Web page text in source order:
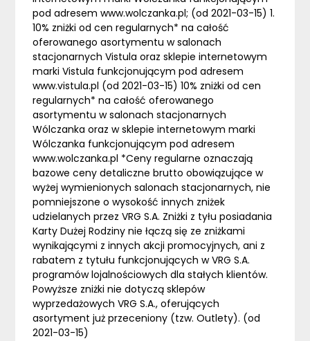
pod adresem www.wolczanka.pl; (od 2021-03-15) 1.
10% zniżki od cen regularnych* na całość
oferowanego asortymentu w salonach
stacjonarnych Vistula oraz sklepie internetowym
marki Vistula funkcjonującym pod adresem
www.vistula.pl (od 2021-03-15) 10% zniżki od cen
regularnych* na całość oferowanego
asortymentu w salonach stacjonarnych
Wólczanka oraz w sklepie internetowym marki
Wólczanka funkcjonującym pod adresem
www.wolczanka.pl *Ceny regularne oznaczają
bazowe ceny detaliczne brutto obowiązujące w
wyżej wymienionych salonach stacjonarnych, nie
pomniejszone o wysokość innych zniżek
udzielanych przez VRG S.A. Zniżki z tyłu posiadania
Karty Dużej Rodziny nie łączą się ze zniżkami
wynikającymi z innych akcji promocyjnych, ani z
rabatem z tytułu funkcjonujących w VRG S.A.
programów lojalnościowych dla stałych klientów.
Powyższe zniżki nie dotyczą sklepów
wyprzedażowych VRG S.A., oferujących
asortyment już przeceniony (tzw. Outlety). (od
2021-03-15)